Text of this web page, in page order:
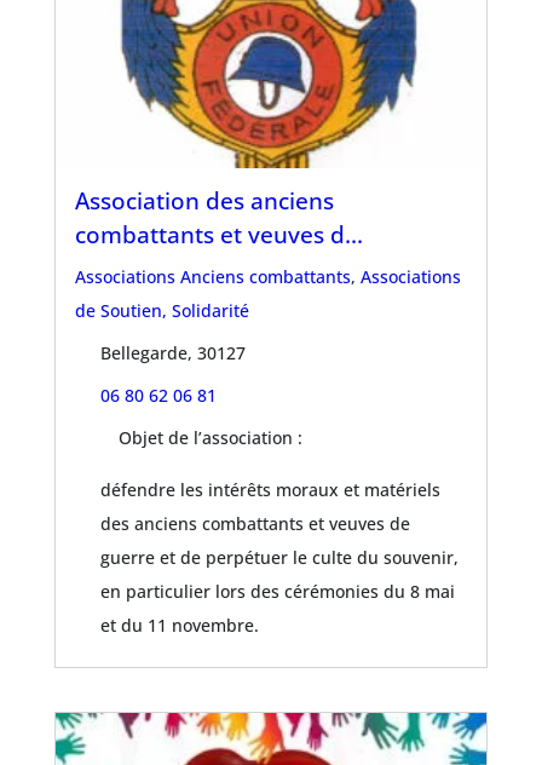
Association des anciens
combattants et veuves d...
Associations Anciens combattants, Associations
de Soutien, Solidarité
Bellegarde, 30127
06 80 62 06 81
Objet de l’association :
défendre les intérêts moraux et matériels
des anciens combattants et veuves de
guerre et de perpétuer le culte du souvenir,
en particulier lors des cérémonies du 8 mai
et du 11 novembre.